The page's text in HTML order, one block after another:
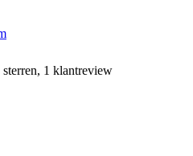
1 klantreview